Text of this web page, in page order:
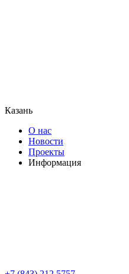
Казань
О нас
Новости
Проекты
Информация